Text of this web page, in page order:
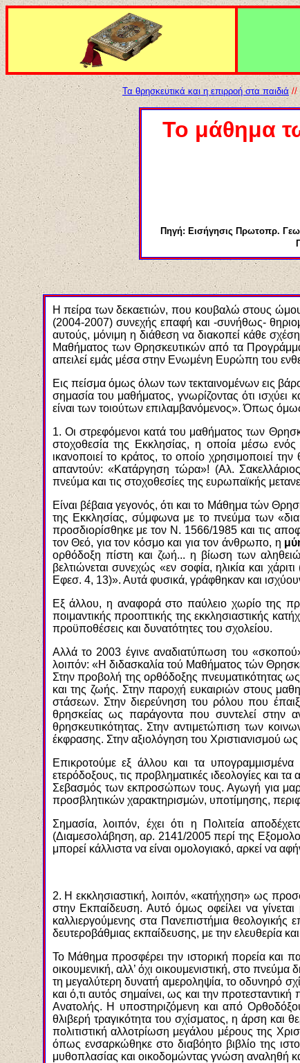
Τα θρησκευτικά και η επιρροή στα παιδιά //
Το μάθημα
Πηγή: Εισήγησις Πρωτοπρ.
Η πείρα των δεκαετιών, που κουβαλώ στους
(2004-2007) συνεχής επαφή και -συνήθως-
αυτούς, μόνιμη η διάθεση να διακοπεί κάθε
Μαθήματος των Θρησκευτικών από τα
απειλεί εμάς μέσα στην Ενωμένη Ευρώπη του
Εις πείσμα όμως όλων των τεκταινομένων εις
σημασία του μαθήματος, γνωρίζοντας ότι ισχύει
είναι των τοιούτων επιλαμβανόμενος». Όπως
1. Οι στρεφόμενοι κατά του μαθήματος των
στοχοθεσία της Εκκλησίας, η οποία μέσω ενός
ικανοποιεί το κράτος, το οποίο χρησιμοποιεί
απαντούν: «Κατάργηση τώρα»! (Αλ.
πνεύμα και τις στοχοθεσίες της ευρωπαϊκής
Είναι βέβαια γεγονός, ότι και το Μάθημα τών
της Εκκλησίας, σύμφωνα με το πνεύμα των
προσδιορίσθηκε με τον Ν. 1566/1985 και τις
τον Θεό, για τον κόσμο και για τον άνθρωπο, η
ορθόδοξη πίστη και ζωή... η βίωση των
βελτιώνεται συνεχώς «εν σοφία, ηλικία και
Εφεσ. 4, 13)». Αυτά φυσικά, γράφθηκαν και
Εξ άλλου, η αναφορά στο παύλειο χωρίο της
ποιμαντικής προοπτικής της εκκλησιαστικής
προϋποθέσεις και δυνατότητες του σχολείου.
Αλλά το 2003 έγινε αναδιατύπωση του
λοιπόν: «Η διδασκαλία τού Μαθήματος τών
Στην προβολή της ορθόδοξης πνευματικότητας
και της ζωής. Στην παροχή ευκαιριών στους
στάσεων. Στην διερεύνηση του ρόλου που
θρησκείας ως παράγοντα που συντελεί στην
θρησκευτικότητας. Στην αντιμετώπιση των
έκφρασης. Στην αξιολόγηση του Χριστιανισμού
Επικροτούμε εξ άλλου και τα υπογραμμισμένα
ετερόδοξους, τις προβληματικές ιδεολογίες και
Σεβασμός των εκπροσώπων τους. Αγωγή για
προσβλητικών χαρακτηρισμών, υποτίμησης,
Σημασία, λοιπόν, έχει ότι η Πολιτεία
(Διαμεσολάβηση, αρ. 2141/2005 περί της
μπορεί κάλλιστα να είναι ομολογιακό, αρκεί να
2. Η εκκλησιαστική, λοιπόν, «κατήχηση» ως
στην Εκπαίδευση. Αυτό όμως οφείλει να
καλλιεργούμενης στα Πανεπιστήμια
δευτεροβάθμιας εκπαίδευσης, με την ελευθερία
Το Μάθημα προσφέρει την ιστορική πορεία και
οικουμενική, αλλ’ όχι οικουμενιστική, στο
τη μεγαλύτερη δυνατή αμεροληψία, το οδυνηρό
και ό,τι αυτός σημαίνει, ως και την
Ανατολής. Η υποστηριζόμενη και από
θλιβερή τραγικότητα του σχίσματος, η άρση και
πολιτιστική αλλοτρίωση μεγάλου μέρους της
όπως ενσαρκώθηκε στο διαβόητο βιβλίο της
μυθοπλασίας και οικοδομώντας γνώση αναληθή